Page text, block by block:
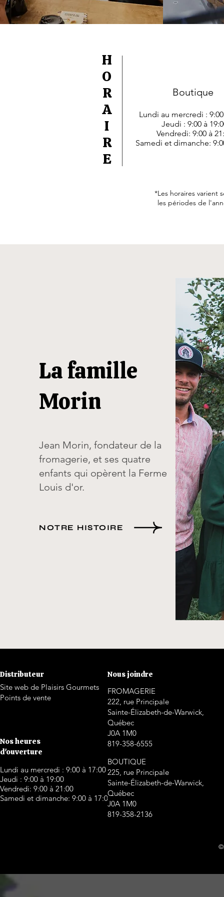
H
O
R
A
I
R
E
Boutique
Lundi au mercredi : 9:00
Jeudi : 9:00 à
Vendredi: 9:00 à
Samedi et dimanche:
*Les horaires varient
les périodes de
La famille
Morin
Jean Morin, fondateur de la
fromagerie, et ses quatre
enfants qui opèrent la Ferme
Louis d'or.
NOTRE HISTOIRE
Distributeur
Site web de Plaisirs Gourmets
Points de vente
Nos heures
d'ouverture
Lundi au mercredi : 9:00 à 17:00
Jeudi : 9:00 à 19:00
Vendredi: 9:00 à 21:00
Samedi et dimanche: 9:00 à 17:00
Nous joindre
FROMAGERIE
222, rue Principale
Sainte-Élizabeth-de-Warwick,
Québec
J0A 1M0
819-358-6555
BOUTIQUE
225, rue Principale
Sainte-Élizabeth-de-Warwick,
Québec
J0A 1M0
819-358-2136